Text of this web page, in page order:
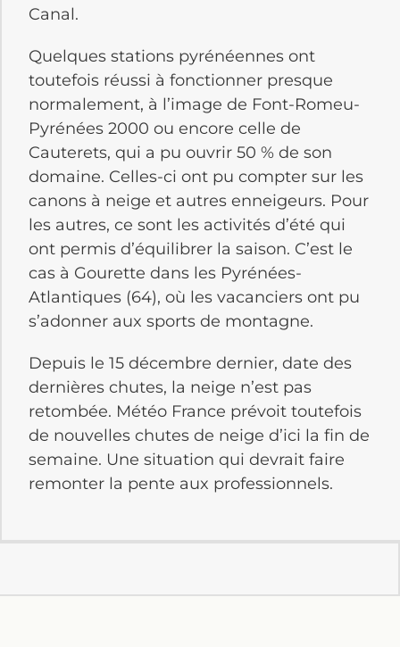
Canal.
Quelques stations pyrénéennes ont
toutefois réussi à fonctionner presque
normalement, à l’image de Font-Romeu-
Pyrénées 2000 ou encore celle de
Cauterets, qui a pu ouvrir 50 % de son
domaine. Celles-ci ont pu compter sur les
canons à neige et autres enneigeurs. Pour
les autres, ce sont les activités d’été qui
ont permis d’équilibrer la saison. C’est le
cas à Gourette dans les Pyrénées-
Atlantiques (64), où les vacanciers ont pu
s’adonner aux sports de montagne.
Depuis le 15 décembre dernier, date des
dernières chutes, la neige n’est pas
retombée. Météo France prévoit toutefois
de nouvelles chutes de neige d’ici la fin de
semaine. Une situation qui devrait faire
remonter la pente aux professionnels.